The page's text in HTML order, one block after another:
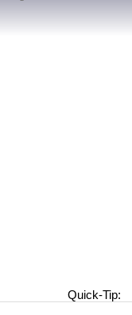
Quick-Tip: